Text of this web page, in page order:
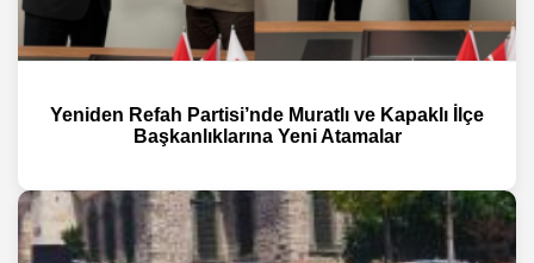
Yeniden Refah Partisi’nde Muratlı ve Kapaklı İlçe
Başkanlıklarına Yeni Atamalar